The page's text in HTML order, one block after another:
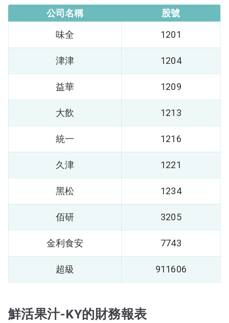
公司名稱
股號
味全
1201
津津 1204
益華 1209
大飲 1213
統一 1216
久津 1221
黑松 1234
佰研 3205
金利食安 7743
超級 911606
鮮活果汁-KY的財務報表